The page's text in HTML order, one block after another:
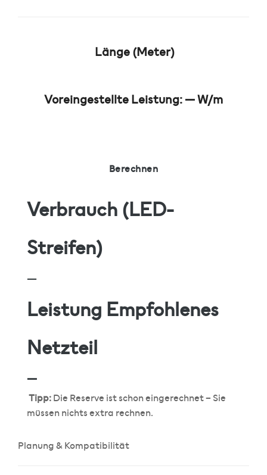
Länge (Meter)
Voreingestellte Leistung:—W/m
Berechnen
Verbrauch (LED-
Streifen)
—
Leistung Empfohlenes
Netzteil
—
Tipp:Die Reserve ist schon eingerechnet – Sie
müssen nichts extra rechnen.
Planung & Kompatibilität